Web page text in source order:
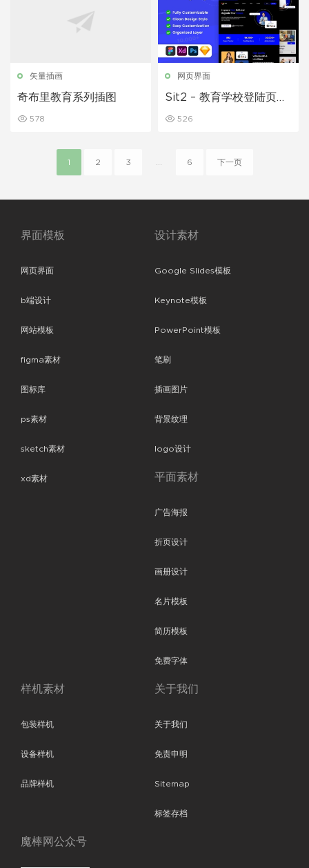
矢量插画
奇布里教育系列插图
578
网页界面
Sit2 – 教育学校登陆页面
526
1 2 3 6 下一页
界面模板
网页界面
b端设计
网站模板
figma素材
图标库
ps素材
sketch素材
xd素材
设计素材
Google Slides模板
Keynote模板
PowerPoint模板
笔刷
插画图片
背景纹理
logo设计
平面素材
广告海报
折页设计
画册设计
名片模板
简历模板
免费字体
样机素材
包装样机
设备样机
品牌样机
关于我们
关于我们
免责申明
Sitemap
标签存档
魔棒网公众号